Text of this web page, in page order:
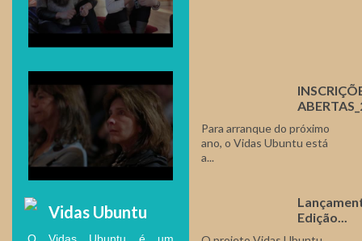
Vidas Ubuntu
O Vidas Ubuntu é um
Para arranque do próximo
ano, o Vidas Ubuntu está
a...
Edição...